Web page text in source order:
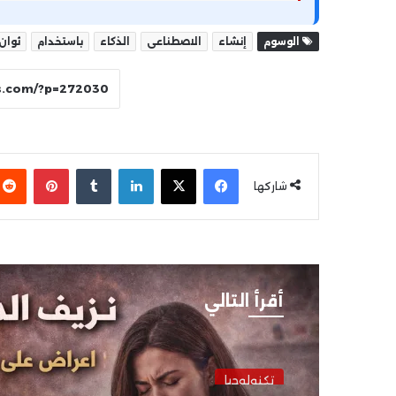
الوسوم إنشاء الاصطناعى الذكاء باستخدام ثوان
شاركها
فيسبوك
‫X لينكدإن
أقرأ التالي
تكنولوجيا